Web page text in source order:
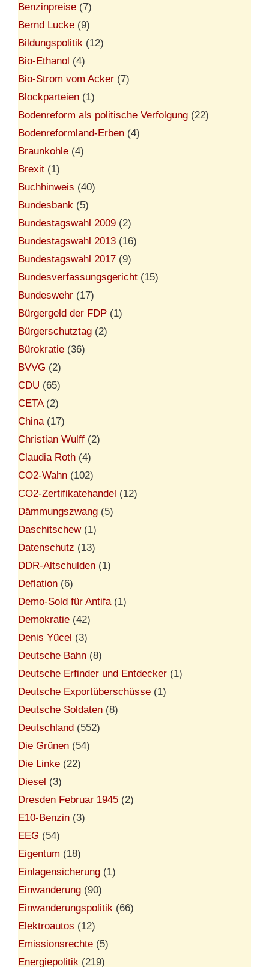
Benzinpreise (7)
Bernd Lucke (9)
Bildungspolitik (12)
Bio-Ethanol (4)
Bio-Strom vom Acker (7)
Blockparteien (1)
Bodenreform als politische Verfolgung (22)
Bodenreformland-Erben (4)
Braunkohle (4)
Brexit (1)
Buchhinweis (40)
Bundesbank (5)
Bundestagswahl 2009 (2)
Bundestagswahl 2013 (16)
Bundestagswahl 2017 (9)
Bundesverfassungsgericht (15)
Bundeswehr (17)
Bürgergeld der FDP (1)
Bürgerschutztag (2)
Bürokratie (36)
BVVG (2)
CDU (65)
CETA(2)
China(17)
Christian Wulff (2)
Claudia Roth (4)
CO2-Wahn (102)
CO2-Zertifikatehandel (12)
Dämmungszwang (5)
Daschitschew(1)
Datenschutz (13)
DDR-Altschulden (1)
Deflation (6)
Demo-Sold für Antifa(1)
Demokratie (42)
Denis Yücel (3)
Deutsche Bahn (8)
Deutsche Erfinder und Entdecker (1)
Deutsche Exportüberschüsse (1)
Deutsche Soldaten (8)
Deutschland (552)
Die Grünen (54)
Die Linke (22)
Diesel (3)
Dresden Februar 1945 (2)
E10-Benzin (3)
EEG (54)
Eigentum (18)
Einlagensicherung (1)
Einwanderung (90)
Einwanderungspolitik (66)
Elektroautos (12)
Emissionsrechte (5)
Energiepolitik (219)